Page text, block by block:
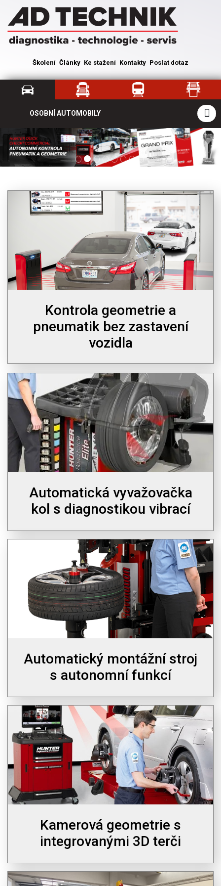
Školení Články Ke stažení Kontakty Poslat dotaz
OSOBNÍ AUTOMOBILY
Kontrola geometrie a
pneumatik bez zastavení
vozidla
Automatická vyvažovačka
kol s diagnostikou vibrací
Automatický montážní stroj
s autonomní funkcí
Kamerová geometrie s
integrovanými 3D terči